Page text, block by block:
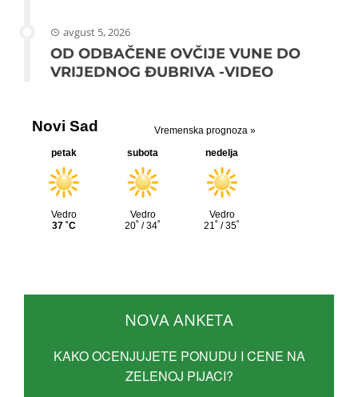
avgust 5, 2026
OD ODBAČENE OVČIJE VUNE DO
VRIJEDNOG ĐUBRIVA -VIDEO
NOVA ANKETA
KAKO OCENJUJETE PONUDU I CENE NA
ZELENOJ PIJACI?